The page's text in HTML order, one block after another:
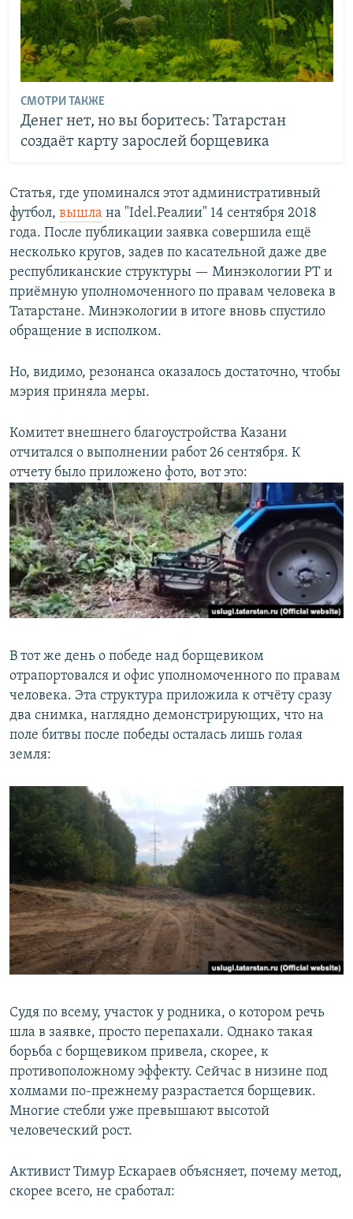
СМОТРИ ТАКЖЕ
Денег нет, но вы боритесь: Татарстан
создаёт карту зарослей борщевика
Статья, где упоминался этот административный
футбол, вышла на "Idel.Реалии" 14 сентября 2018
года. После публикации заявка совершила ещё
несколько кругов, задев по касательной даже две
республиканские структуры — Минэкологии РТ и
приёмную уполномоченного по правам человека в
Татарстане. Минэкологии в итоге вновь спустило
обращение в исполком.
Но, видимо, резонанса оказалось достаточно, чтобы
мэрия приняла меры.
Комитет внешнего благоустройства Казани
отчитался о выполнении работ 26 сентября. К
отчету было приложено фото, вот это:
В тот же день о победе над борщевиком
отрапортовался и офис уполномоченного по правам
человека. Эта структура приложила к отчёту сразу
два снимка, наглядно демонстрирующих, что на
поле битвы после победы осталась лишь голая
земля:
Судя по всему, участок у родника, о котором речь
шла в заявке, просто перепахали. Однако такая
борьба с борщевиком привела, скорее, к
противоположному эффекту. Сейчас в низине под
холмами по-прежнему разрастается борщевик.
Многие стебли уже превышают высотой
человеческий рост.
Активист Тимур Ескараев объясняет, почему метод,
скорее всего, не сработал: